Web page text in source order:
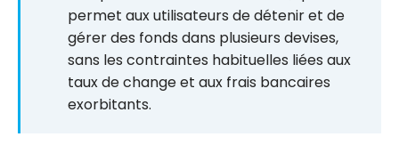
permet aux utilisateurs de détenir et de
gérer des fonds dans plusieurs devises,
sans les contraintes habituelles liées aux
taux de change et aux frais bancaires
exorbitants.